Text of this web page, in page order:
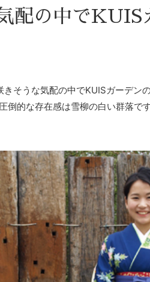
配の中で
そうな気配の中でKUISガーデン
的な存在感は雪柳の白い群落です